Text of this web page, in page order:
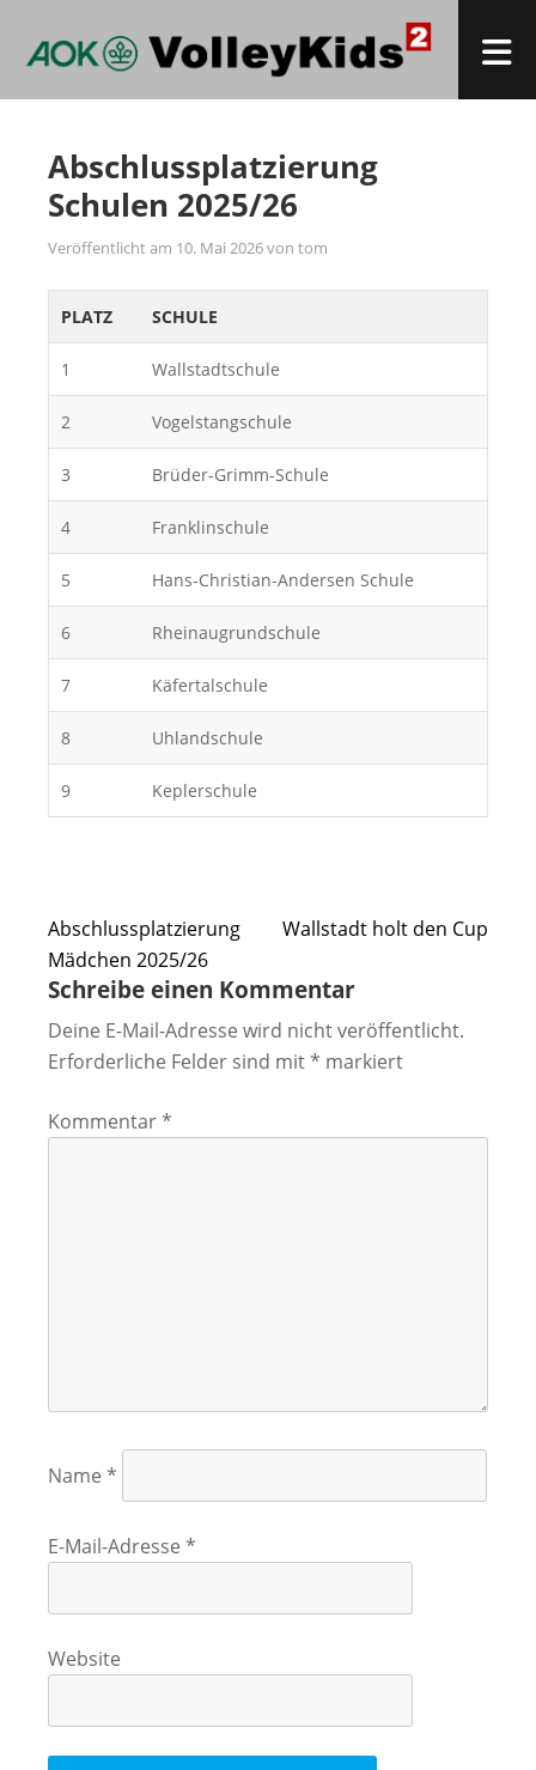
Inhalt
AOK VOLLEYKIDS IM QUADRAT
Abschlussplatzierung
Schulen 2025/26
Veröffentlicht am 10. Mai 2026von tom
PLATZ SCHULE
1 Wallstadtschule
2 Vogelstangschule
3 Brüder-Grimm-Schule
4 Franklinschule
5 Hans-Christian-Andersen Schule
6 Rheinaugrundschule
7 Käfertalschule
8 Uhlandschule
9 Keplerschule
Beitragsnavigation
Abschlussplatzierung
Mädchen 2025/26
Wallstadt holt den Cup
Schreibe einen Kommentar
Deine E-Mail-Adresse wird nicht veröffentlicht.
Erforderliche Felder sind mit* markiert
Kommentar*
Name *
E-Mail-Adresse *
Website